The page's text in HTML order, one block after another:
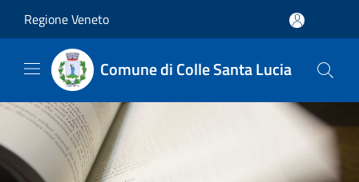
Regione Veneto
Comune di Colle Santa Lucia